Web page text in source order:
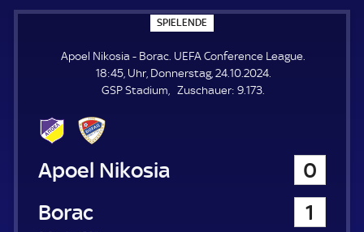
SPIELENDE
P
E
E
N
Apoel Nikosia - Borac. UEFA Conference League.
18:45, Uhr, Donnerstag, 24.10.2024.
GSP Stadium
Zuschauer: Z
9.173.
Apoel Nikosia
0
Borac
1